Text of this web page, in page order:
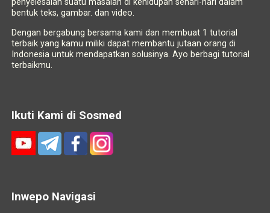
penyelesaian suatu masalah di kehidupan sehari-hari dalam
bentuk teks, gambar. dan video.
Dengan bergabung bersama kami dan membuat 1 tutorial
terbaik yang kamu miliki dapat membantu jutaan orang di
Indonesia untuk mendapatkan solusinya. Ayo berbagi tutorial
terbaikmu.
Ikuti Kami di Sosmed
Inwepo Navigasi